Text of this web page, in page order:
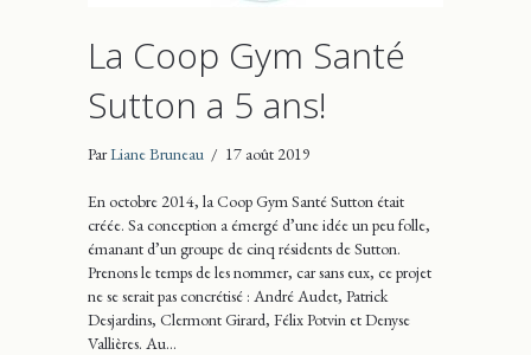
La Coop Gym Santé
Sutton a 5 ans!
ParLiane Bruneau / 17 août 2019
En octobre 2014, la Coop Gym Santé Sutton était
créée. Sa conception a émergé d’une idée un peu folle,
émanant d’un groupe de cinq résidents de Sutton.
Prenons le temps de les nommer, car sans eux, ce projet
ne se serait pas concrétisé : André Audet, Patrick
Desjardins, Clermont Girard, Félix Potvin et Denyse
Vallières. Au…